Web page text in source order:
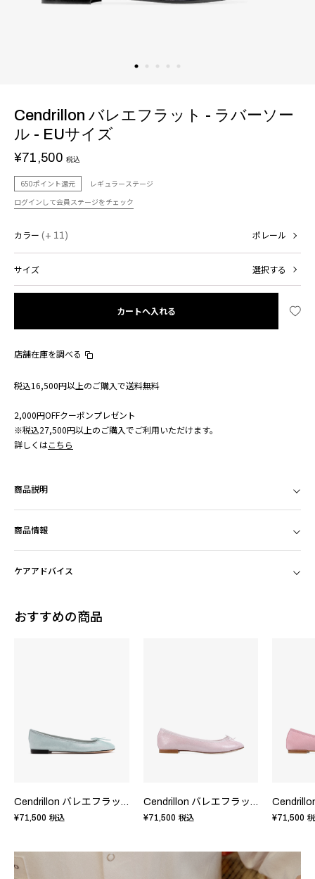
Cendrillon バレエフラット - ラバーソー
ル - EUサイズ
¥71,500 税込
650ポイント還元
レギュラーステージ
ログインして会員ステージをチェック
カラー (+ 11) ポレール
サイズ 選択する
カートへ入れる
店舗在庫を調べる
税込16,500円以上のご購入で送料無料
2,000円OFFクーポンプレゼント
※税込27,500円以上のご購入でご利用いただけます。
詳しくはこちら
商品説明
商品情報
ケアアドバイス
おすすめの商品
Cendrillon バレエフラット - EUサイズ
¥71,500 税込
Cendrillon バレエフラット - EUサイズ
¥71,500 税込 ¥71,500